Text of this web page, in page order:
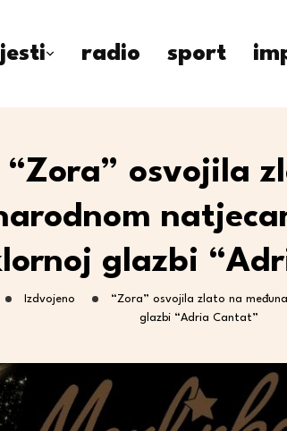
radio sport
“Zora” osvojila
glazbi
Izdvojeno
“Zora” osvojila zlato na
glazbi “Adria Cantat”